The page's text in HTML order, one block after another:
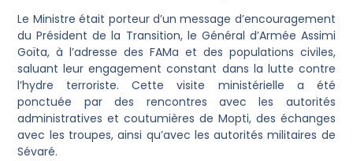
Le Ministre était porteur d’un message d’encouragement
du Président de la Transition, le Général d’Armée Assimi
Goïta, à l’adresse des FAMa et des populations civiles,
saluant leur engagement constant dans la lutte contre
l’hydre terroriste. Cette visite ministérielle a été
ponctuée par des rencontres avec les autorités
administratives et coutumières de Mopti, des échanges
avec les troupes, ainsi qu’avec les autorités militaires de
Sévaré.